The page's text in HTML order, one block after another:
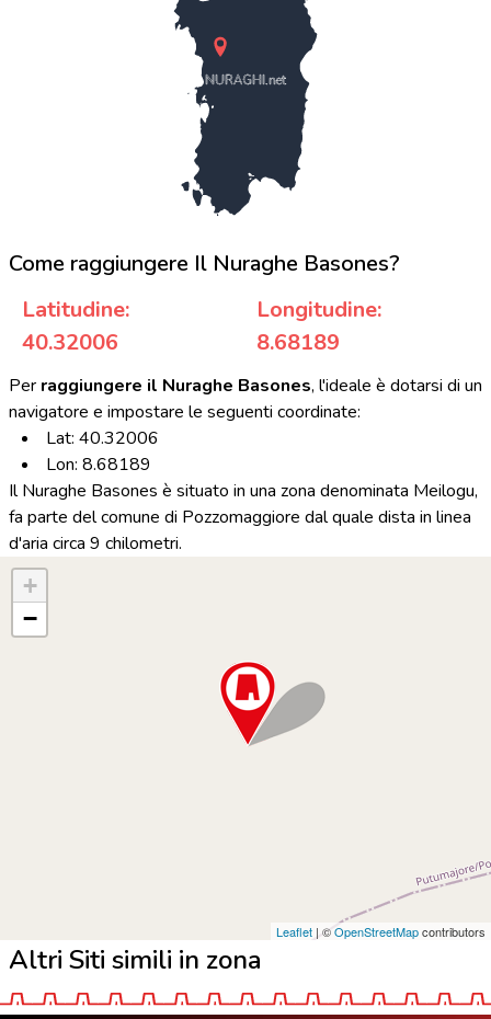
NURAGHI.net
Come raggiungere Il Nuraghe Basones?
Latitudine:
40.32006
Longitudine:
8.68189
Per raggiungere il Nuraghe Basones, l'ideale è dotarsi di un
navigatore e impostare le seguenti coordinate:
Lat: 40.32006
Lon: 8.68189
Il Nuraghe Basones è situato in una zona denominata Meilogu,
fa parte del comune di Pozzomaggiore dal quale dista in linea
d'aria circa 9 chilometri.
+
−
Leaflet | ©OpenStreetMapcontributors
Altri Siti simili in zona